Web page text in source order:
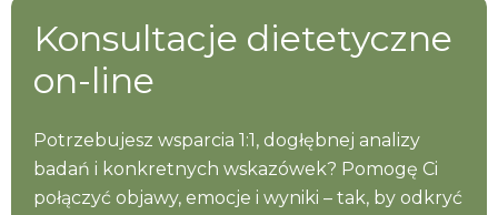
Konsultacje dietetyczne
on-line
Potrzebujesz wsparcia 1:1, dogłębnej analizy
badań i konkretnych wskazówek? Pomogę Ci
połączyć objawy, emocje i wyniki – tak, by odkryć